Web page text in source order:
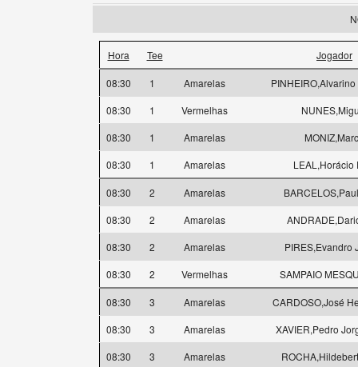
Hora Tee Jogador
08:30 1 Amarelas
PINHEIRO,Alvarino
08:30
1 Vermelhas
08:30
1 Amarelas
08:30
1 Amarelas LEAL,Horácio
08:30 2 Amarelas
08:30
2 Amarelas
08:30
2 Amarelas
PIRES,Evandro
08:30
2 Vermelhas SAMPAIO
08:30 3 Amarelas
CARDOSO,José
08:30
3 Amarelas
XAVIER,Pedro
08:30
3 Amarelas